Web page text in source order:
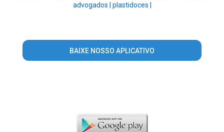
advogados | plastidoces |
BAIXE NOSSO APLICATIVO